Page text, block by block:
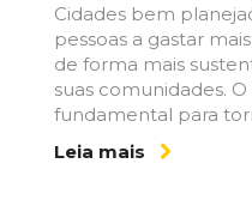
Cidades bem
pessoas a gastar
de forma mais
suas comunidades.
fundamental para
Leia mais